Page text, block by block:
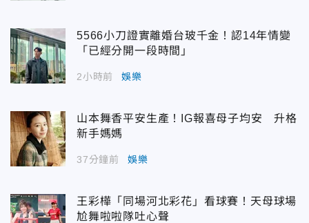
5566小刀證實離婚台玻千金！認14年情變
「已經分開一段時間」
2小時前 娛樂
山本舞香平安生產！IG報喜母子均安 升格
新手媽媽
37分鐘前 娛樂
王彩樺「同場河北彩花」看球賽！天母球場
尬舞啦啦隊吐心聲